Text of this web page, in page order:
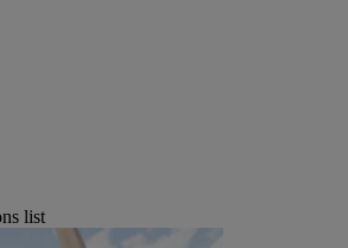
list